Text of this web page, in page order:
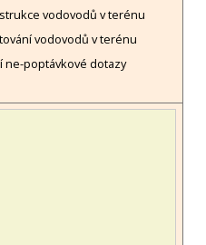
vodovodů v terénu
vodovodů v terénu
ne-poptávkové dotazy